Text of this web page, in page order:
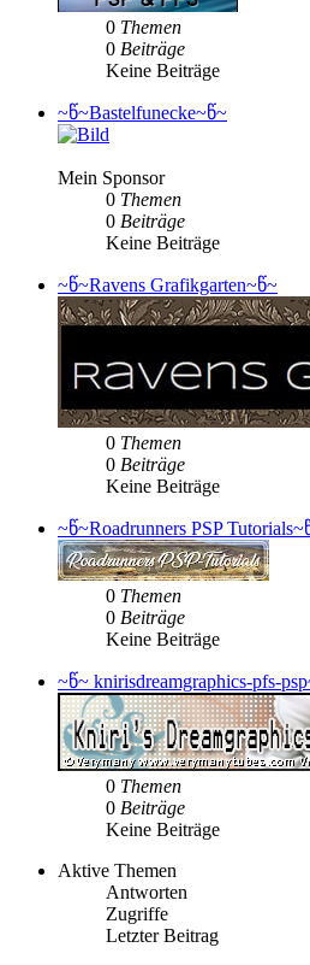
0 Themen
0 Beiträge
Keine Beiträge
~წ~Bastelfunecke~წ~
Mein Sponsor
0 Themen
0 Beiträge
Keine Beiträge
~წ~Ravens Grafikgarten~წ~
0 Themen
0 Beiträge
Keine Beiträge
~წ~Roadrunners PSP
0 Themen
0 Beiträge
Keine Beiträge
~წ~ knirisdreamgraphics-pfs-
0 Themen
0 Beiträge
Keine Beiträge
Aktive Themen
Antworten
Zugriffe
Letzter Beitrag